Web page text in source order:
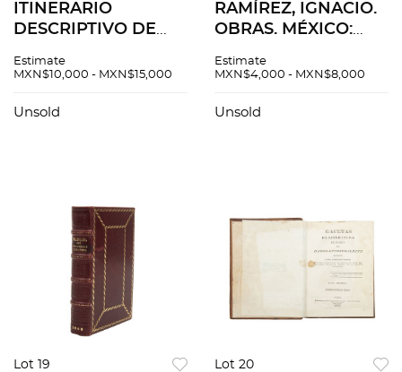
ITINERARIO
DESCRIPTIVO DE
ESPAÑA. VALENCIA,
Estimate
MXN$10,000 - MXN$15,000
Unsold
RAMÍREZ, IGNACIO.
OBRAS. MÉXICO:
SECRETARÍA DE
Tomos I - II.
Estimate
MXN$4,000 - MXN$8,000
Unsold
Lot 19 Lot 20